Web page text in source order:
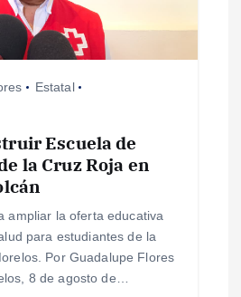
Estatal
Escuela de
la Cruz Roja en
ampliar la oferta educativa
para estudiantes de la
Por Guadalupe Flores
8 de agosto de…